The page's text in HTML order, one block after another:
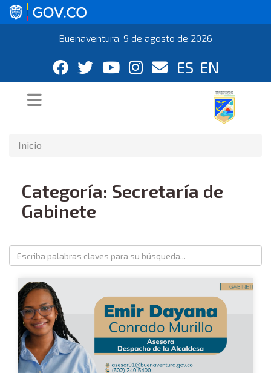
Buenaventura, 9 de agosto de 2026
ES EN
Inicio
Categoría: Secretaría de
Gabinete